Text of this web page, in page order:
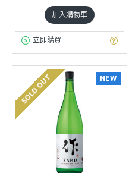
加入購物車
立即購買
NEW
SOLD OUT